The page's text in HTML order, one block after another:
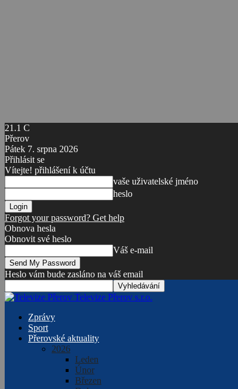
21.1 C
Přerov
Pátek 7. srpna 2026
Přihlásit se
Vítejte! přihlášení k účtu
vaše uživatelské jméno
heslo
Forgot your password? Get help
Obnova hesla
Obnovit své heslo
Váš e-mail
Heslo vám bude zasláno na váš email
Televize Přerov s.r.o.
Zprávy
Sport
Přerovské aktuality
2026
Leden
Únor
Březen